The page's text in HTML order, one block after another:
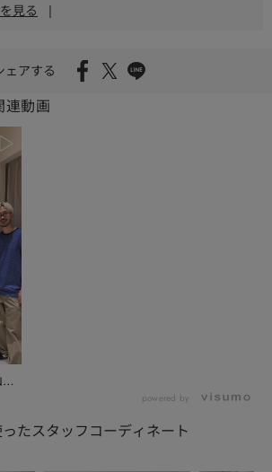
見る |
ェアする
連動画
powered by
たスタッフコーディネート